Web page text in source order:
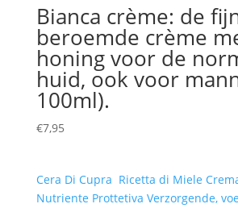
Bianca crème: de
beroemde crème
honing voor de
huid, ook voor
100ml).
€7,95
Cera Di Cupra Ricetta di Miele
Nutriente Prottetiva Verzorgende,